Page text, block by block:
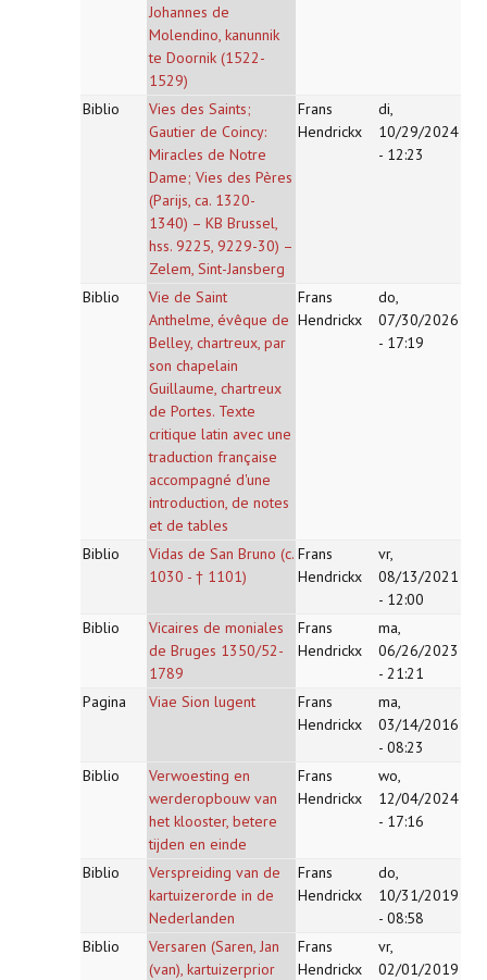
Johannes de
Molendino, kanunnik
te Doornik (1522-
1529)
Biblio
Vies des Saints;
Gautier de Coincy:
Miracles de Notre
Dame; Vies des Pères
(Parijs, ca. 1320-
1340) – KB Brussel,
hss. 9225, 9229-30) –
Zelem, Sint-Jansberg
Frans
Hendrickx
di,
10/29/2024
- 12:23
Biblio
Vie de Saint
Anthelme, évêque de
Belley, chartreux, par
son chapelain
Guillaume, chartreux
de Portes. Texte
critique latin avec une
traduction française
accompagné d'une
introduction, de notes
et de tables
Frans
Hendrickx
do,
07/30/2026
- 17:19
Biblio
Vidas de San Bruno (c.
1030 - † 1101)
Frans
Hendrickx
vr,
08/13/2021
- 12:00
Biblio
Vicaires de moniales
de Bruges 1350/52-
1789
Frans
Hendrickx
ma,
06/26/2023
- 21:21
Pagina
Viae Sion lugent
Frans
Hendrickx
ma,
03/14/2016
- 08:23
Biblio
Verwoesting en
werderopbouw van
het klooster, betere
tijden en einde
Frans
Hendrickx
wo,
12/04/2024
- 17:16
Biblio
Verspreiding van de
kartuizerorde in de
Nederlanden
Frans
Hendrickx
do,
10/31/2019
- 08:58
Biblio
Versaren (Saren, Jan
(van), kartuizerprior
Frans
Hendrickx
vr,
02/01/2019